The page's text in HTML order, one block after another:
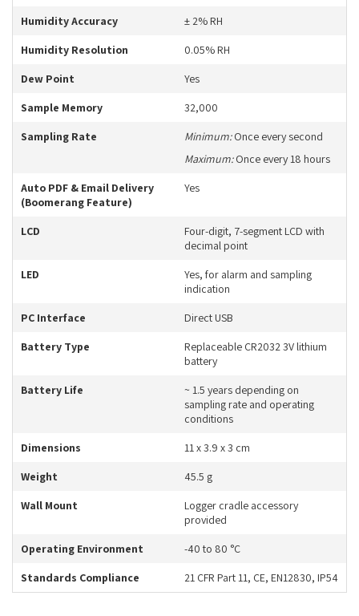
Humidity Accuracy
± 2% RH
Humidity Resolution
0.05% RH
Dew Point
Yes
Sample Memory
32,000
Sampling Rate
Minimum:Once every second
Maximum:Once every 18 hours
Auto PDF & Email Delivery
(Boomerang Feature)
Yes
LCD
Four-digit, 7-segment LCD with
decimal point
LED
Yes, for alarm and sampling
indication
PC Interface
Direct USB
Battery Type
Replaceable CR2032 3V lithium
battery
Battery Life
~ 1.5 years depending on
sampling rate and operating
conditions
Dimensions
11 x 3.9 x 3 cm
Weight
45.5 g
Wall Mount
Logger cradle accessory
provided
Operating Environment
-40 to 80 °C
Standards Compliance
21 CFR Part 11, CE, EN12830, IP54